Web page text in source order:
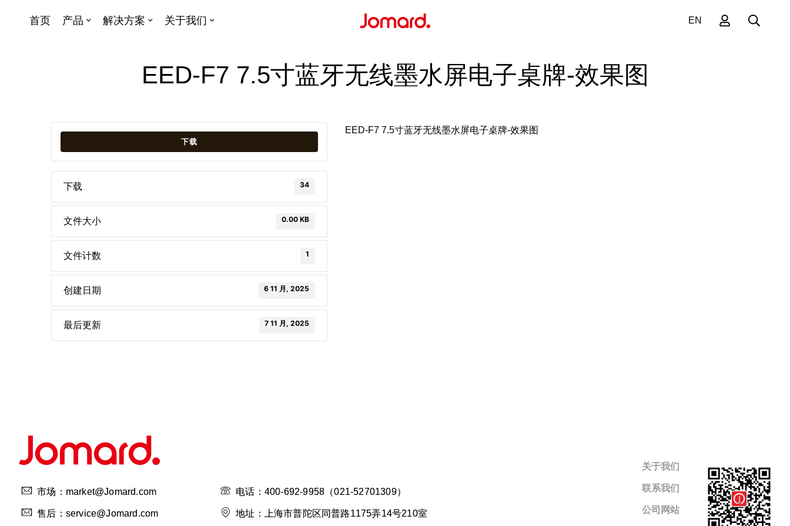
首页 产品 解决方案 关于我们 EN
EED-F7 7.5寸蓝牙无线墨水屏电子桌牌-效果图
下载
下载 34
文件大小 0.00 KB
文件计数 1
创建日期 6 11 月, 2025
最后更新 7 11 月, 2025
EED-F7 7.5寸蓝牙无线墨水屏电子桌牌-效果图
市场：market@Jomard.com
售后：service@Jomard.com
电话：400-692-9958（021-52701309）
地址：上海市普陀区同普路1175弄14号210室
关于我们
联系我们
公司网站